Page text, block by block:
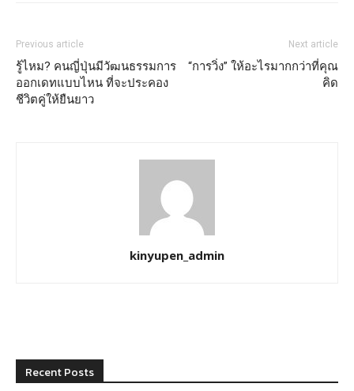
Previous article
รู้ไหม? คนญี่ปุ่นมีวัฒนธรรมการ
ออกเดทแบบไหน ที่จะประคอง
ชีวิตคู่ให้ยืนยาว
Next article
“การวิ่ง” ให้อะไรมากกว่าที่คุณ
คิด
kinyupen_admin
Recent Posts